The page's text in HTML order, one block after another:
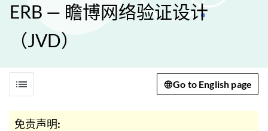
ERB — 瞻博网络验证设计
（JVD）
list Go to English page
免责声明: